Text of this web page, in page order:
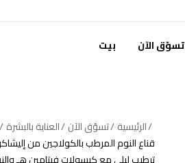
بيت تسوّق الآن
الرئيسية تسوّق الآن العناية بالبشرة
قناع النوم المرطب بالكولاجين من